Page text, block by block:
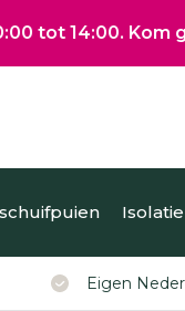
Kom gerust
Isolatie
Eigen
u